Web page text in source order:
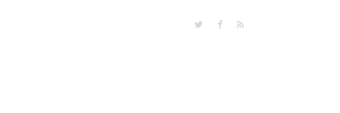
TwitterFacebook
RSS